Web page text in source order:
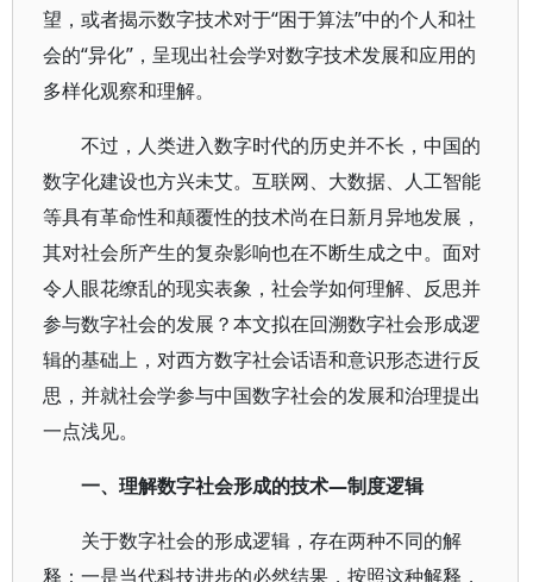
望，或者揭示数字技术对于“困于算法”中的个人和社
会的“异化”，呈现出社会学对数字技术发展和应用的
多样化观察和理解。
不过，人类进入数字时代的历史并不长，中国的
数字化建设也方兴未艾。互联网、大数据、人工智能
等具有革命性和颠覆性的技术尚在日新月异地发展，
其对社会所产生的复杂影响也在不断生成之中。面对
令人眼花缭乱的现实表象，社会学如何理解、反思并
参与数字社会的发展？本文拟在回溯数字社会形成逻
辑的基础上，对西方数字社会话语和意识形态进行反
思，并就社会学参与中国数字社会的发展和治理提出
一点浅见。
一、理解数字社会形成的技术—制度逻辑
关于数字社会的形成逻辑，存在两种不同的解
释：一是当代科技进步的必然结果，按照这种解释，